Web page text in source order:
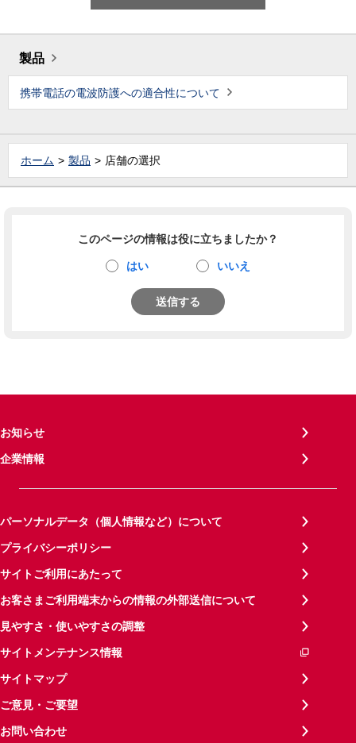
製品
携帯電話の電波防護への適合性について
ホーム 製品 店舗の選択
このページの情報は役に立ちましたか？
はい いいえ
送信する
お知らせ
企業情報
パーソナルデータ（個人情報など）について
プライバシーポリシー
サイトご利用にあたって
お客さまご利用端末からの情報の外部送信について
見やすさ・使いやすさの調整
サイトメンテナンス情報
サイトマップ
ご意見・ご要望
お問い合わせ